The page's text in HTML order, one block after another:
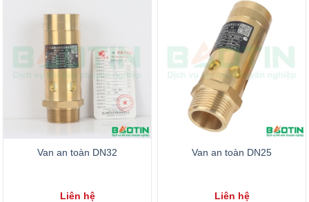
Van an toàn DN32
Liên hệ
Van an toàn DN25
Liên hệ